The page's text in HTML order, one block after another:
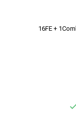
16FE +